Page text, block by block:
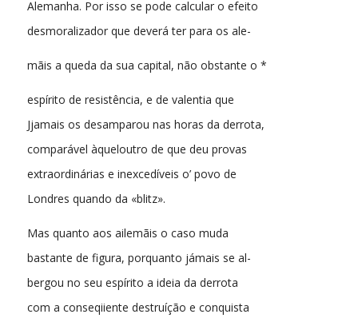
Alemanha. Por isso se pode calcular o efeito
desmoralizador que deverá ter para os ale-
mãis a queda da sua capital, não obstante o *
espírito de resistência, e de valentia que
Jjamais os desamparou nas horas da derrota,
comparável àqueloutro de que deu provas
extraordinárias e inexcedíveis o’ povo de
Londres quando da «blitz».
Mas quanto aos ailemãis o caso muda
bastante de figura, porquanto jámais se al-
bergou no seu espírito a ideia da derrota
com a conseqiiente destruíção e conquista